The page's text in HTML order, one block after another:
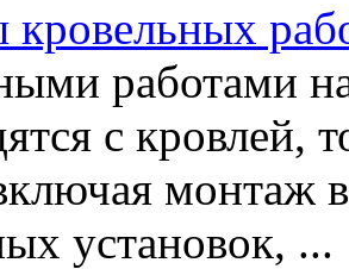
кровельных
работами
с кровлей,
монтаж
установок, ...